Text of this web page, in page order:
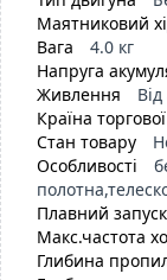
Маятниковий
Вага
4.0 кг
Напруга
Живлення
Країна
Стан товару
Особливості
Плавний запуск
Макс.частота
Глибина